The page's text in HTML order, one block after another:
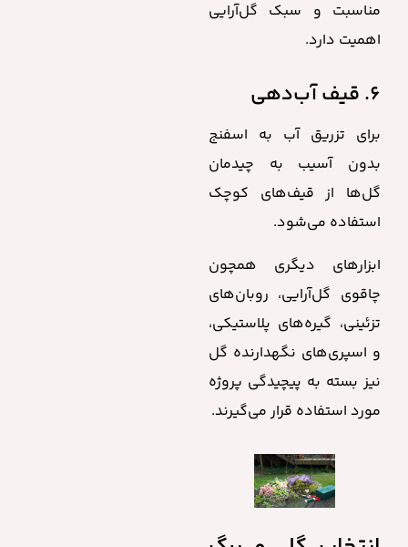
مناسبت و سبک گل‌آرایی
اهمیت دارد.
۶. قیف آب‌دهی
برای تزریق آب به اسفنج
بدون آسیب به چیدمان
گل‌ها از قیف‌های کوچک
استفاده می‌شود.
ابزارهای دیگری همچون
چاقوی گل‌آرایی، روبان‌های
تزئینی، گیره‌های پلاستیکی،
و اسپری‌های نگهدارنده گل
نیز بسته به پیچیدگی پروژه
مورد استفاده قرار می‌گیرند.